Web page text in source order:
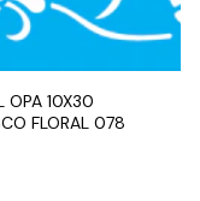
OPA 10X30
FLORAL 078